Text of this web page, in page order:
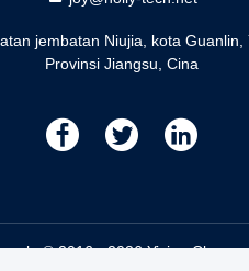
jembatan Niujia, kota Guanlin,
Provinsi Jiangsu, Cina
述
述
述
© 2016 - 2026 Yixing